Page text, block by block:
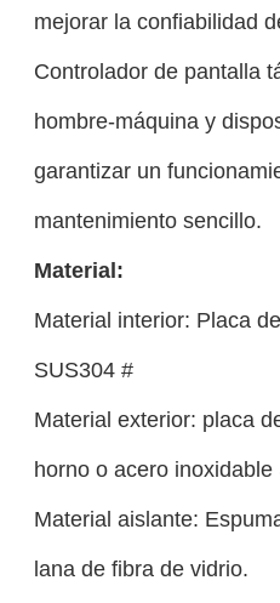
mejorar la confiabilidad
Controlador de pantalla
hombre-máquina y
garantizar un
mantenimiento sencillo.
Material:
Material interior: Placa
SUS304 #
Material exterior: placa
horno o acero inoxidable
Material aislante:
lana de fibra de vidrio.